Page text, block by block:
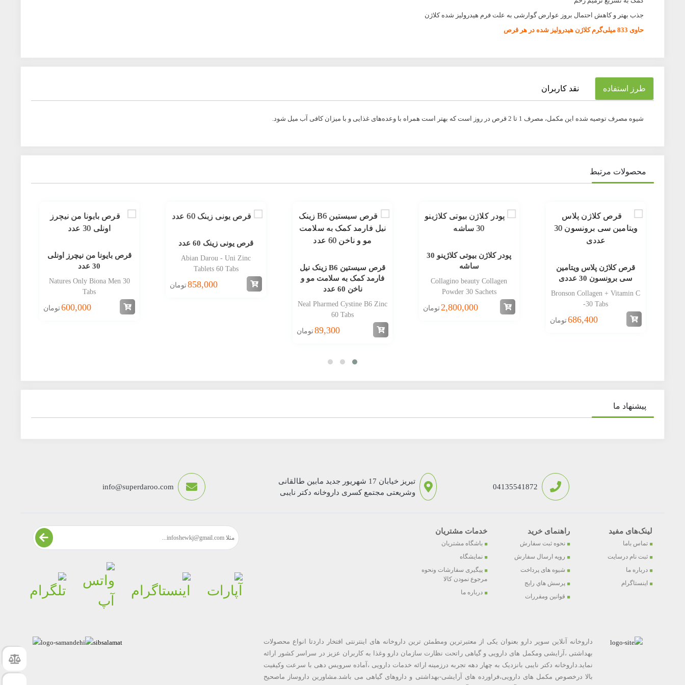
جذب بهتر و کاهش احتمال بروز عوارض گوارشی به علت فرم هیدرولیز شده کلاژن
حاوی 833 میلی‌گرم کلاژن هیدرولیز شده در هر قرص
طرز استفاده نقد کاربران
شیوه مصرف توصیه شده این مکمل، مصرف 1 تا 2 قرص در روز است که بهتر است همراه با وعده‌های غذایی و با میزان کافی آب میل شود.
محصولات مرتبط
قرص کلاژن پلاس ویتامین
سی برونسون 30 عددی
Bronson Collagen + Vitamin C
-30 Tabs
686,400تومان
پودر کلاژن بیوتی کلاژینو 30
ساشه
Collagino beauty Collagen
Powder 30 Sachets
2,800,000تومان
قرص سیستین B6 زینک نیل
فارمد کمک به سلامت مو و
ناخن 60 عدد
Neal Pharmed Cystine B6 Zinc
60 Tabs
89,300تومان
قرص یونی زینک 60 عدد
Abian Darou - Uni Zinc
Tablets 60 Tabs
858,000تومان
قرص بایونا من نیچرز اونلی
30 عدد
Natures Only Biona Men 30
Tabs
600,000تومان
پیشنهاد ما
04135541872
تبریز خیابان 17 شهریور جدید مابین طالقانی
وشریعتی مجتمع کسری داروخانه دکتر نایبی
info@superdaroo.com
لینک‌های مفید
تماس باما
ثبت نام درسایت
درباره ما
اینستاگرام
راهنمای خرید
نحوه ثبت سفارش
رویه ارسال سفارش
شیوه های پرداخت
پرسش هاي رايج
قوانین ومقررات
خدمات مشتریان
باشگاه مشتریان
نمایشگاه
پیگیری سفارشات ونحوه
مرجوع نمودن کالا
درباره ما
داروخانه آنلاین سوپر دارو بعنوان یکی از معتبرترین ومطمئن ترین داروخانه های اینترنتی افتخار داردتا انواع محصولات
بهداشتی ،آرایشی ومکمل های دارویی و گیاهی راتحت نظارت سازمان دارو وغذا به کاربران عزیز در سراسر کشور ارائه
نماید.داروخانه دکتر نایبی بانزدیک به چهار دهه تجربه درزمینه ارائه خدمات دارویی ،آماده سرویس دهی با سرعت وکیفیت
بالا درخصوص مکمل های دارویی،فراورده های آرایشی-بهداشتی و داروهای گیاهی می باشد.مشاورین داروساز ماصحیح